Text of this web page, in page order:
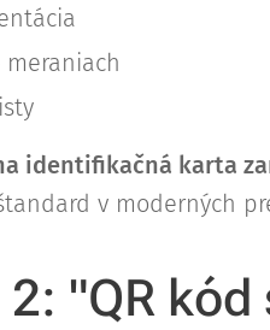
identifikačná karta
v moderných
"QR